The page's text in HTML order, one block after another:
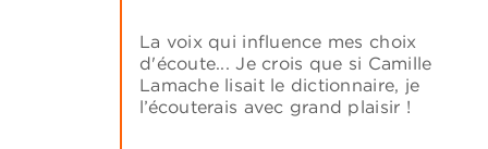
La voix qui influence mes choix
d'écoute... Je crois que si Camille
Lamache lisait le dictionnaire, je
l’écouterais avec grand plaisir !